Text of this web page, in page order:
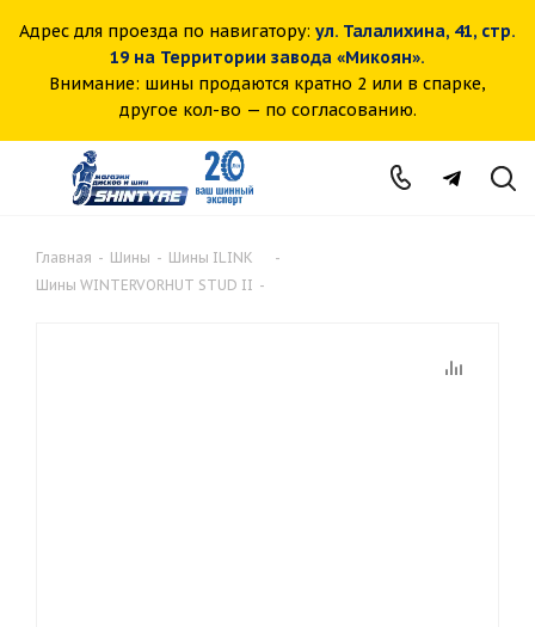
Адрес для проезда по навигатору: ул. Талалихина, 41, стр.
19 на Территории завода «Микоян».
Внимание: шины продаются кратно 2 или в спарке,
другое кол-во — по согласованию.
Главная - Шины - Шины ILINK
-
Шины WINTERVORHUT STUD II -